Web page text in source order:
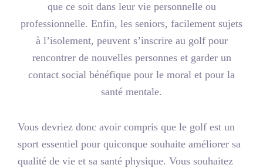
que ce soit dans leur vie personnelle ou
professionnelle. Enfin, les seniors, facilement sujets
à l’isolement, peuvent s’inscrire au golf pour
rencontrer de nouvelles personnes et garder un
contact social bénéfique pour le moral et pour la
santé mentale.
Vous devriez donc avoir compris que le golf est un
sport essentiel pour quiconque souhaite améliorer sa
qualité de vie et sa santé physique. Vous souhaitez